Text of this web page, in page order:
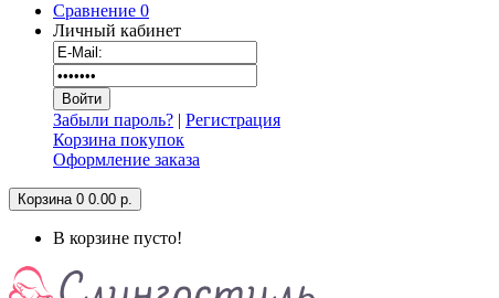
Сравнение 0
Личный кабинет
Забыли пароль? | Регистрация
Корзина покупок
Оформление заказа
Корзина 0 0.00 р.
В корзине пусто!